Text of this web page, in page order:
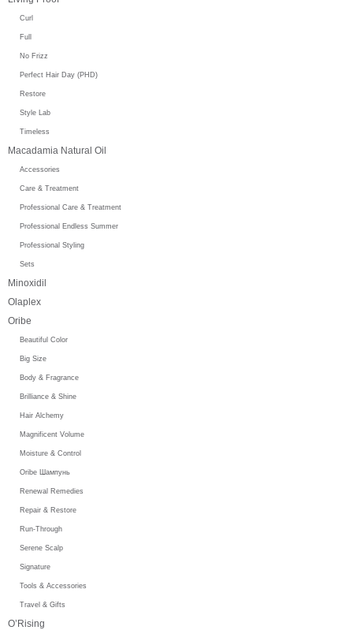
Curl
Full
No Frizz
Perfect Hair Day (PHD)
Restore
Style Lab
Timeless
Macadamia Natural Oil
Accessories
Care & Treatment
Professional Care & Treatment
Professional Endless Summer
Professional Styling
Sets
Minoxidil
Olaplex
Oribe
Beautiful Color
Big Size
Body & Fragrance
Brilliance & Shine
Hair Alchemy
Magnificent Volume
Moisture & Control
Oribe Шампунь
Renewal Remedies
Repair & Restore
Run-Through
Serene Scalp
Signature
Tools & Accessories
Travel & Gifts
O’Rising